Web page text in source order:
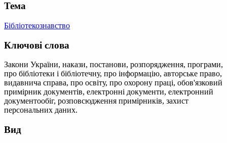
Тема
Бібліотекознавство
Ключові слова
Закони України, накази, постанови, розпорядження, програми,
про бібліотеки і бібліотечну, про інформацію, авторське право,
видавнича справа, про освіту, про охорону праці, обов'язковий
примірник документів, електронні документи, електронний
документообіг, розповсюдження примірників, захист
персональних даних.
Вид